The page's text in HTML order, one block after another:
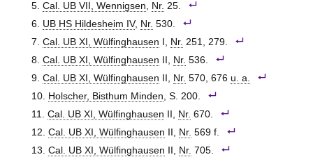
Cal. UB VII, Wennigsen, Nr. 25.
UB HS Hildesheim IV, Nr. 530.
Cal. UB XI, Wülfinghausen I, Nr. 251, 279.
Cal. UB XI, Wülfinghausen II, Nr. 536.
Cal. UB XI, Wülfinghausen II, Nr. 570, 676 u. a.
Holscher, Bisthum Minden, S. 200.
Cal. UB XI, Wülfinghausen II, Nr. 670.
Cal. UB XI, Wülfinghausen II, Nr. 569 f.
Cal. UB XI, Wülfinghausen II, Nr. 705.